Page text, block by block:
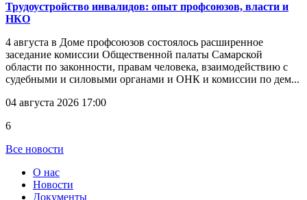
Трудоустройство инвалидов: опыт профсоюзов, власти и
НКО
4 августа в Доме профсоюзов состоялось расширенное
заседание комиссии Общественной палаты Самарской
области по законности, правам человека, взаимодействию с
судебными и силовыми органами и ОНК и комиссии по дем...
04 августа 2026 17:00
6
Все новости
О нас
Новости
Документы